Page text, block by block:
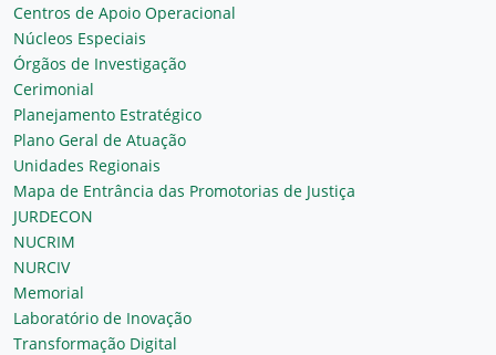
Centros de Apoio Operacional
Núcleos Especiais
Órgãos de Investigação
Cerimonial
Planejamento Estratégico
Plano Geral de Atuação
Unidades Regionais
Mapa de Entrância das Promotorias de Justiça
JURDECON
NUCRIM
NURCIV
Memorial
Laboratório de Inovação
Transformação Digital